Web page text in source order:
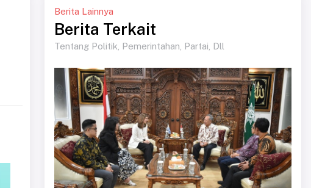
Berita Lainnya
Berita Terkait
Tentang Politik, Pemerintahan, Partai, Dll